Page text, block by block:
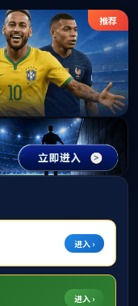
司)-官方网站
2024-04-01